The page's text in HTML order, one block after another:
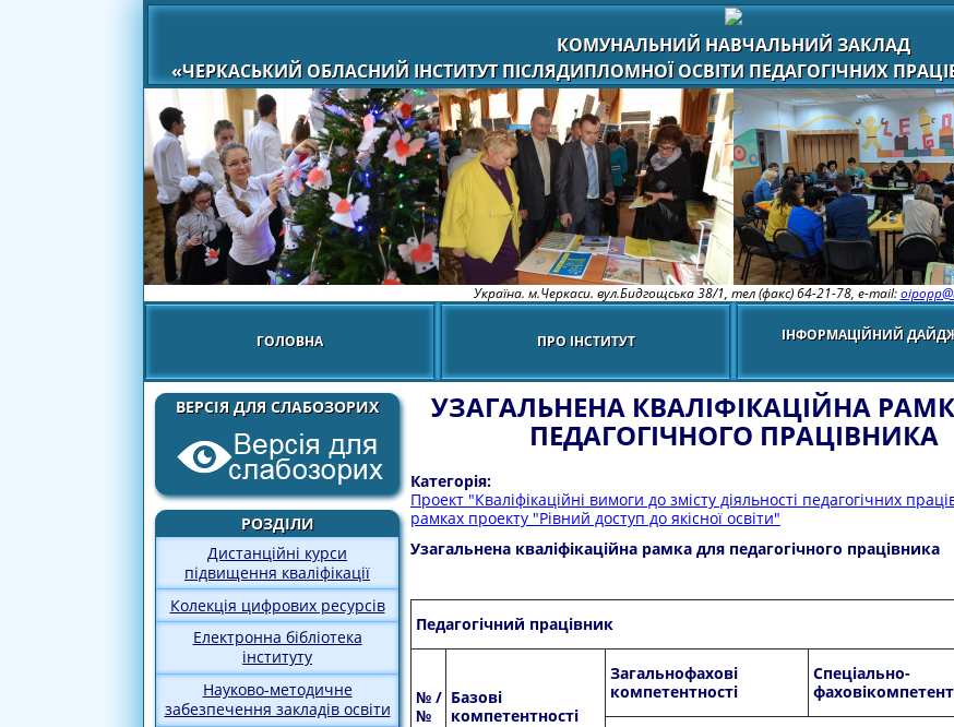
КОМУНАЛЬНИЙ НАВЧАЛЬНИЙ ЗАКЛАД
«ЧЕРКАСЬКИЙ ОБЛАСНИЙ ІНСТИТУТ ПІСЛЯДИПЛОМНОЇ ОСВІТИ ПЕДАГОГІЧНИХ
Україна. м.Черкаси. вул.Бидгощська 38/1, тел (факс) 64-21-78, e-mail:
ГОЛОВНА ПРО ІНСТИТУТ ІНФОРМАЦІЙНИЙ
ВЕРСІЯ ДЛЯ СЛАБОЗОРИХ
РОЗДІЛИ
Дистанційні курси
підвищення кваліфікації
Колекція цифрових ресурсів
Електронна бібліотека
інституту
Науково-методичне
забезпечення закладів освіти
УЗАГАЛЬНЕНА КВАЛІФІКАЦІЙНА
ПЕДАГОГІЧНОГО ПРАЦІВНИКА
Категорія:
Проект "Кваліфікаційні вимоги до змісту діяльності педагогічних
рамках проекту "Рівний доступ до якісної освіти"
Узагальнена кваліфікаційна рамка для педагогічного працівника
Педагогічний працівник
№/
№
Базові
компетентності
Загальнофахові
компетентності
Спеціально-